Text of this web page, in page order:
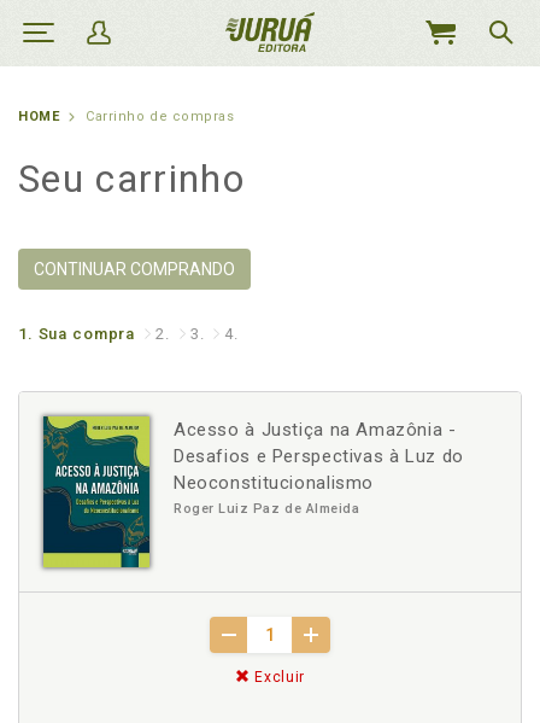
MEU
HOME Carrinho de compras
Seu carrinho
CONTINUAR COMPRANDO
1. Sua compra 2. 3. 4.
Acesso à Justiça na Amazônia -
Desafios e Perspectivas à Luz do
Neoconstitucionalismo
Roger Luiz Paz de Almeida
Excluir